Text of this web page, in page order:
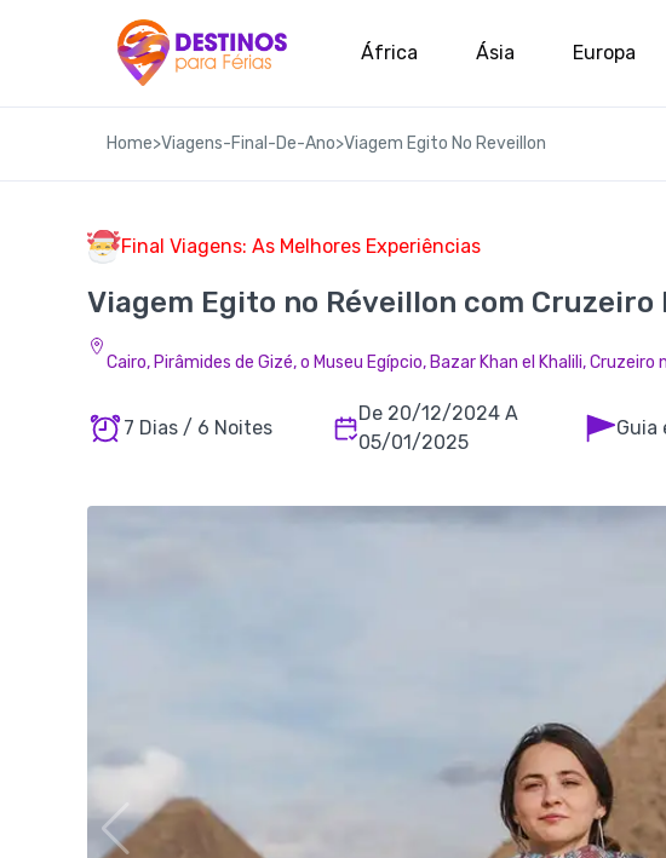
África Ásia Europa
Home>Viagens-Final-De-Ano>Viagem Egito No Reveillon
Final Viagens: As Melhores Experiências
Viagem Egito no Réveillon com Cruzeiro
Cairo, Pirâmides de Gizé, o Museu Egípcio, Bazar Khan el Khalili, Cruzeiro
7 Dias / 6 Noites
De 20/12/2024 A
05/01/2025
Guia